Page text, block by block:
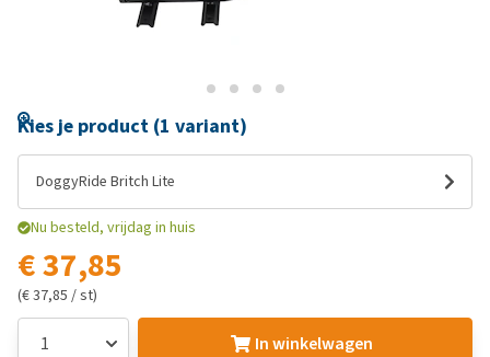
Kies je product (1 variant)
DoggyRide Britch Lite
Nu besteld, vrijdag in huis
€ 37,85
(€ 37,85 / st)
In winkelwagen